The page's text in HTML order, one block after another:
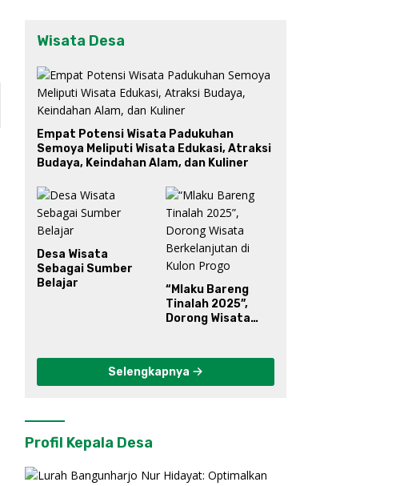
Wisata Desa
Empat Potensi Wisata Padukuhan
Semoya Meliputi Wisata Edukasi, Atraksi
Budaya, Keindahan Alam, dan Kuliner
Desa Wisata
Sebagai Sumber
Belajar
“Mlaku Bareng
Tinalah 2025”,
Dorong Wisata
Selengkapnya
Profil Kepala Desa